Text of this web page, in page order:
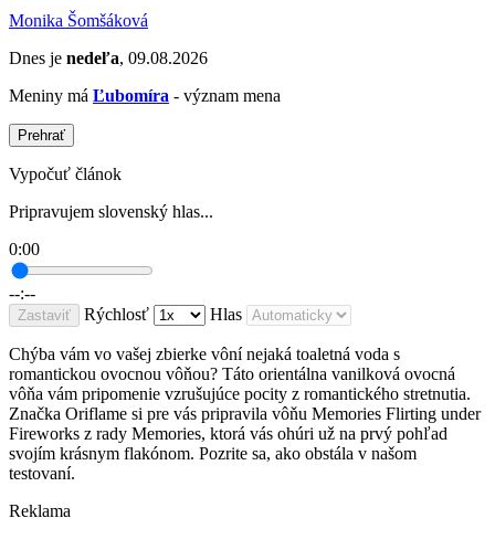
Monika Šomšáková
Dnes je nedeľa, 09.08.2026
Meniny má Ľubomíra - význam mena
Prehrať
Vypočuť článok
Pripravujem slovenský hlas...
0:00
--:--
Zastaviť Rýchlosť Hlas
Chýba vám vo vašej zbierke vôní nejaká toaletná voda s
romantickou ovocnou vôňou? Táto orientálna vanilková ovocná
vôňa vám pripomenie vzrušujúce pocity z romantického stretnutia.
Značka Oriflame si pre vás pripravila vôňu Memories Flirting under
Fireworks z rady Memories, ktorá vás ohúri už na prvý pohľad
svojím krásnym flakónom. Pozrite sa, ako obstála v našom
testovaní.
Reklama